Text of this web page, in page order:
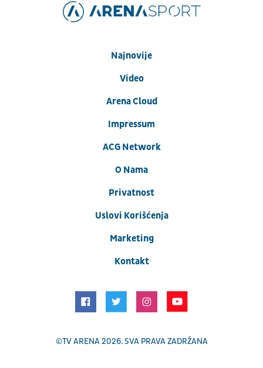
Najnovije
Video
Arena Cloud
Impressum
ACG Network
O Nama
Privatnost
Uslovi Korišćenja
Marketing
Kontakt
©TV ARENA2026. SVA PRAVA ZADRŽANA